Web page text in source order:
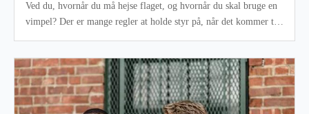
Ved du, hvornår du må hejse flaget, og hvornår du skal bruge en
vimpel? Der er mange regler at holde styr på, når det kommer til